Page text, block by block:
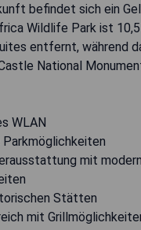
befindet sich ein
Wildlife Park ist
entfernt, während
National
WLAN
mit
Stätten
mit